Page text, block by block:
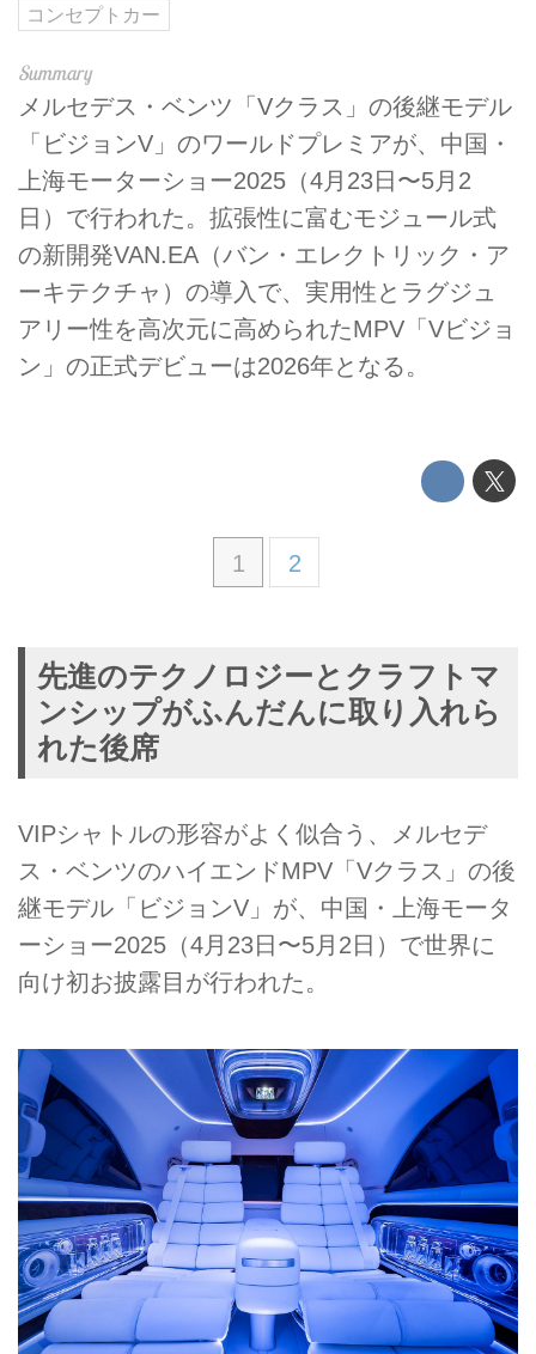
コンセプトカー
メルセデス・ベンツ「Vクラス」の後継モデル
「ビジョンV」のワールドプレミアが、中国・
上海モーターショー2025（4月23日〜5月2
日）で行われた。拡張性に富むモジュール式
の新開発VAN.EA（バン・エレクトリック・ア
ーキテクチャ）の導入で、実用性とラグジュ
アリー性を高次元に高められたMPV「Vビジョ
ン」の正式デビューは2026年となる。
1 2
先進のテクノロジーとクラフトマ
ンシップがふんだんに取り入れら
れた後席
VIPシャトルの形容がよく似合う、メルセデ
ス・ベンツのハイエンドMPV「Vクラス」の後
継モデル「ビジョンV」が、中国・上海モータ
ーショー2025（4月23日〜5月2日）で世界に
向け初お披露目が行われた。